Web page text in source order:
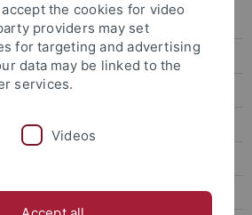
the cookies for video
providers may set
for targeting and advertising
data may be linked to the
services.
Videos